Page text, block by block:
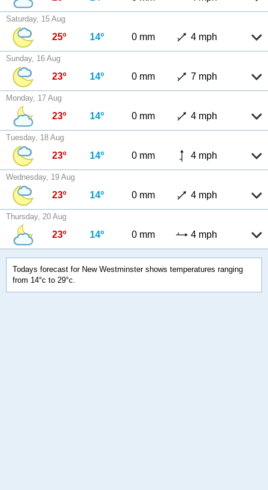
Saturday, 15 Aug
25º 14º 0 mm 4 mph
Sunday, 16 Aug
23º 14º 0 mm 7 mph
Monday, 17 Aug
23º 14º 0 mm 4 mph
Tuesday, 18 Aug
23º 14º 0 mm 4 mph
Wednesday, 19 Aug
23º 14º 0 mm 4 mph
Thursday, 20 Aug
23º 14º 0 mm 4 mph
Todays forecast for New Westminster shows temperatures ranging
from 14°c to 29°c.